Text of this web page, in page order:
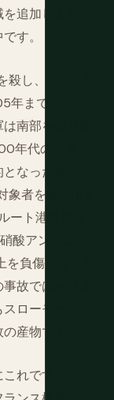
追加しまし
す。
し、100万人
までレバノ
南部を繰り返
年代の中央ベ
なった都市を
者を締め出す
ト港爆発は、
酸アンモニウ
負傷させ、30
故ではありま
ローモーショ
産物です。
れです：フェ